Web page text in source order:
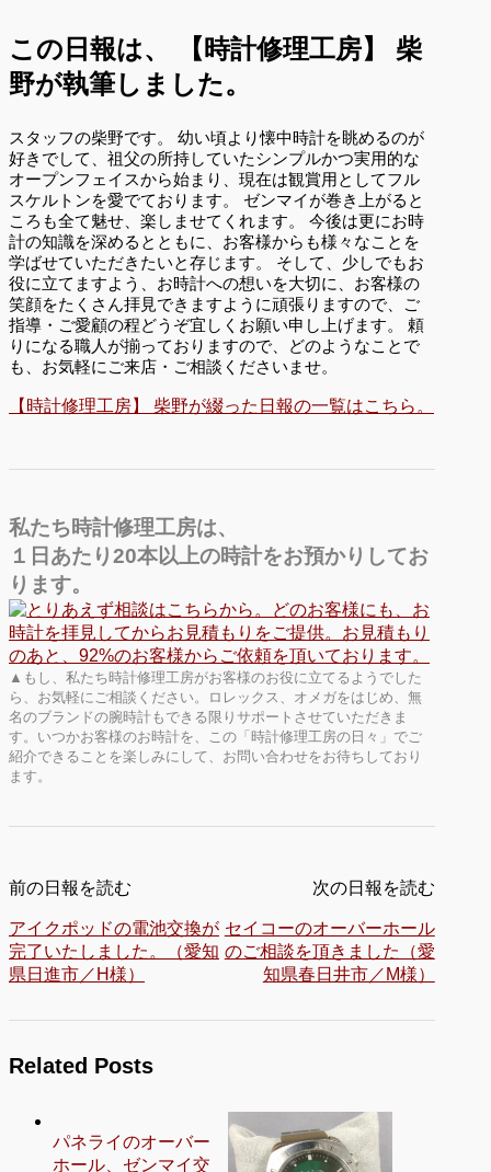
この日報は、
【時計修理工房】 柴
野が執筆しました。
スタッフの柴野です。 幼い頃より懐中時計を眺めるのが
好きでして、祖父の所持していたシンプルかつ実用的な
オープンフェイスから始まり、現在は観賞用としてフル
スケルトンを愛でております。 ゼンマイが巻き上がると
ころも全て魅せ、楽しませてくれます。 今後は更にお時
計の知識を深めるとともに、お客様からも様々なことを
学ばせていただきたいと存じます。 そして、少しでもお
役に立てますよう、お時計への想いを大切に、お客様の
笑顔をたくさん拝見できますように頑張りますので、ご
指導・ご愛顧の程どうぞ宜しくお願い申し上げます。 頼
りになる職人が揃っておりますので、どのようなことで
も、お気軽にご来店・ご相談くださいませ。
【時計修理工房】 柴野が綴った日報の一覧はこちら。
私たち時計修理工房は、
１日あたり20本以上の時計をお預かりしてお
ります。
▲もし、私たち時計修理工房がお客様のお役に立てるようでした
ら、お気軽にご相談ください。ロレックス、オメガをはじめ、無
名のブランドの腕時計もできる限りサポートさせていただきま
す。いつかお客様のお時計を、この「時計修理工房の日々」でご
紹介できることを楽しみにして、お問い合わせをお待ちしており
ます。
前の日報を読む
アイクポッドの電池交換が
完了いたしました。（愛知
県日進市／H様）
次の日報を読む
セイコーのオーバーホール
のご相談を頂きました（愛
知県春日井市／M様）
Related Posts
パネライのオーバー
ホール、ゼンマイ交